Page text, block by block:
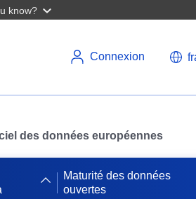
know?
Connexion
des données européennes
Maturité des données
ouvertes